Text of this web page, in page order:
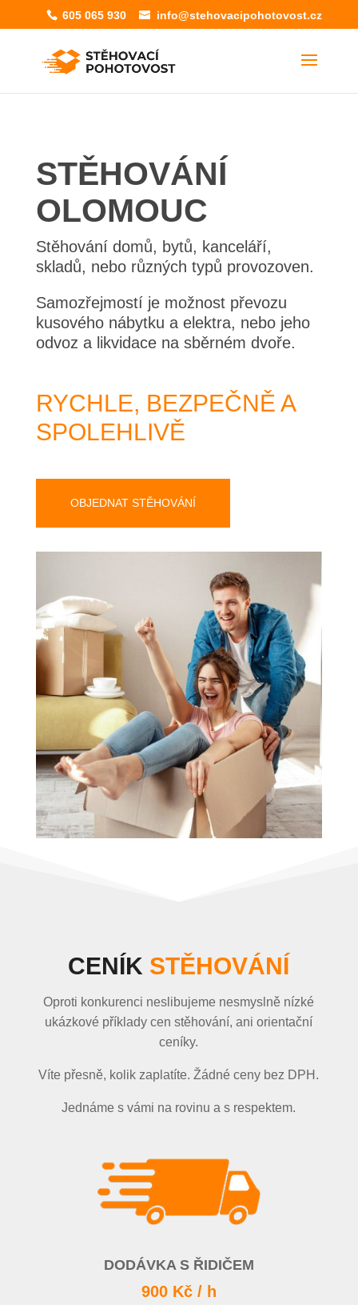
605 065 930 info@stehovacipohotovost.cz
STĚHOVÁNÍ
OLOMOUC
Stěhování domů, bytů, kanceláří,
skladů, nebo různých typů provozoven.
Samozřejmostí je možnost převozu
kusového nábytku a elektra, nebo jeho
odvoz a likvidace na sběrném dvoře.
RYCHLE, BEZPEČNĚ A
SPOLEHLIVĚ
OBJEDNAT STĚHOVÁNÍ
CENÍK STĚHOVÁNÍ
Oproti konkurenci neslibujeme nesmyslně nízké
ukázkové příklady cen stěhování, ani orientační
ceníky.
Víte přesně, kolik zaplatíte. Žádné ceny bez DPH.
Jednáme s vámi na rovinu a s respektem.
DODÁVKA S ŘIDIČEM
900 Kč / h